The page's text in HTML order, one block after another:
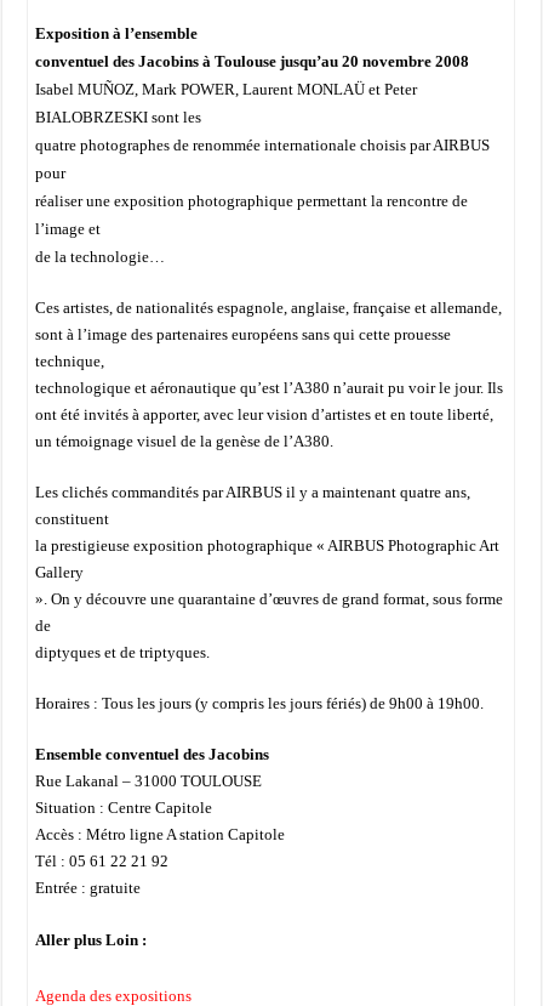
Exposition à l’ensemble
conventuel des Jacobins à Toulouse jusqu’au 20 novembre 2008
Isabel MUÑOZ, Mark POWER, Laurent MONLAÜ et Peter
BIALOBRZESKI sont les
quatre photographes de renommée internationale choisis par AIRBUS
pour
réaliser une exposition photographique permettant la rencontre de
l’image et
de la technologie…
Ces artistes, de nationalités espagnole, anglaise, française et allemande,
sont à l’image des partenaires européens sans qui cette prouesse
technique,
technologique et aéronautique qu’est l’A380 n’aurait pu voir le jour. Ils
ont été invités à apporter, avec leur vision d’artistes et en toute liberté,
un témoignage visuel de la genèse de l’A380.
Les clichés commandités par AIRBUS il y a maintenant quatre ans,
constituent
la prestigieuse exposition photographique « AIRBUS Photographic Art
Gallery
». On y découvre une quarantaine d’œuvres de grand format, sous forme
de
diptyques et de triptyques.
Horaires : Tous les jours (y compris les jours fériés) de 9h00 à 19h00.
Ensemble conventuel des Jacobins
Rue Lakanal – 31000 TOULOUSE
Situation : Centre Capitole
Accès : Métro ligne A station Capitole
Tél : 05 61 22 21 92
Entrée : gratuite
Aller plus Loin :
Agenda des expositions